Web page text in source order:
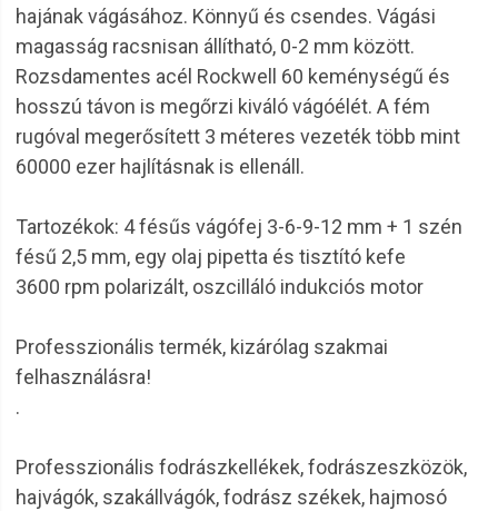
hajának vágásához. Könnyű és csendes. Vágási
magasság racsnisan állítható, 0-2 mm között.
Rozsdamentes acél Rockwell 60 keménységű és
hosszú távon is megőrzi kiváló vágóélét. A fém
rugóval megerősített 3 méteres vezeték több mint
60000 ezer hajlításnak is ellenáll.
Tartozékok: 4 fésűs vágófej 3-6-9-12 mm + 1 szén
fésű 2,5 mm, egy olaj pipetta és tisztító kefe
3600 rpm polarizált, oszcilláló indukciós motor
Professzionális termék, kizárólag szakmai
felhasználásra!
.
Professzionális fodrászkellékek, fodrászeszközök,
hajvágók, szakállvágók, fodrász székek, hajmosó